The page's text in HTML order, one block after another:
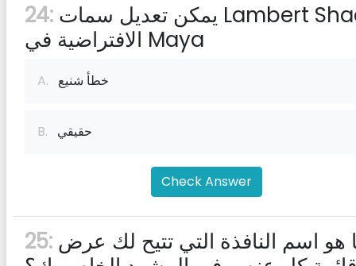
24:
الافتراضية في Maya
A. خطأ شنيع
B. حقيقي
Check Answer
25: